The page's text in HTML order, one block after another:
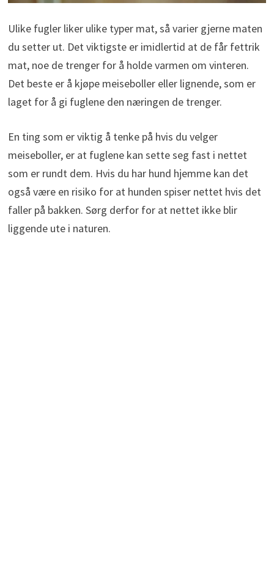
Ulike fugler liker ulike typer mat, så varier gjerne maten
du setter ut. Det viktigste er imidlertid at de får fettrik
mat, noe de trenger for å holde varmen om vinteren.
Det beste er å kjøpe meiseboller eller lignende, som er
laget for å gi fuglene den næringen de trenger.
En ting som er viktig å tenke på hvis du velger
meiseboller, er at fuglene kan sette seg fast i nettet
som er rundt dem. Hvis du har hund hjemme kan det
også være en risiko for at hunden spiser nettet hvis det
faller på bakken. Sørg derfor for at nettet ikke blir
liggende ute i naturen.